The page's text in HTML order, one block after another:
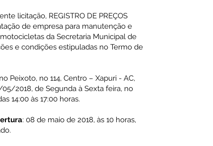
licitação, REGISTRO DE PREÇOS
de empresa para manutenção e
da Secretaria Municipal de
e condições estipuladas no Termo de
Peixoto, no 114, Centro – Xapuri - AC,
2018, de Segunda à Sexta feira, no
14:00 às 17:00 horas.
: 08 de maio de 2018, às 10 horas,